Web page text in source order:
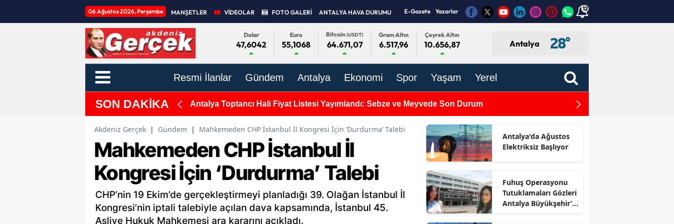
06 Ağustos 2026, Perşembe MANŞETLER VİDEOLAR FOTO GALERİ ANTALYA HAVA DURUMU E-Gazete Yazarlar 12
Dolar
47,6042
Euro
55,1068
Bitcoin(USDT)
64.671,07
Gram Altın
6.517,96
Çeyrek Altın
10.656,87 Antalya 28°
Resmi İlanlar Gündem Antalya Ekonomi Spor Yaşam Yerel
SON DAKİKA Antalya Toptancı Hali Fiyat Listesi Yayımlandı: Sebze ve Meyvede Son Durum TBMM'de Kabul Edildi:
Akdeniz Gerçek | Gündem | Mahkemeden CHP İstanbul İl Kongresi İçin ‘Durdurma’ Talebi
Mahkemeden CHP İstanbul İl
Kongresi İçin ‘Durdurma’ Talebi
CHP’nin 19 Ekim’de gerçekleştirmeyi planladığı 39. Olağan İstanbul İl
Kongresi’nin iptali talebiyle açılan dava kapsamında, İstanbul 45.
Asliye Hukuk Mahkemesi ara kararını açıkladı.
Antalya'da Ağustos
Elektriksiz Başlıyor
Fuhuş Operasyonu
Tutuklamaları Gözleri
Antalya Büyükşehir’e